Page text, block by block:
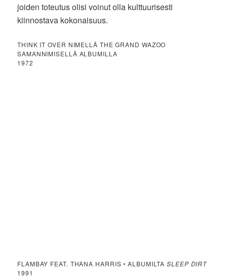
joiden toteutus olisi voinut olla kulttuurisesti
kiinnostava kokonaisuus.
THINK IT OVER NIMELLÄ THE GRAND WAZOO
SAMANNIMISELLÄ ALBUMILLA
1972
FLAMBAY FEAT. THANA HARRIS • ALBUMILTASLEEP DIRT
1991